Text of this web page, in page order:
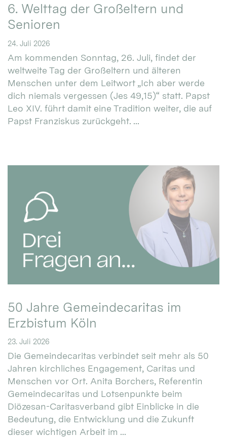
6. Welttag der Großeltern und
Senioren
24. Juli 2026
Am kommenden Sonntag, 26. Juli, findet der
weltweite Tag der Großeltern und älteren
Menschen unter dem Leitwort „Ich aber werde
dich niemals vergessen (Jes 49,15)“ statt. Papst
Leo XIV. führt damit eine Tradition weiter, die auf
Papst Franziskus zurückgeht. ...
50 Jahre Gemeindecaritas im
Erzbistum Köln
23. Juli 2026
Die Gemeindecaritas verbindet seit mehr als 50
Jahren kirchliches Engagement, Caritas und
Menschen vor Ort. Anita Borchers, Referentin
Gemeindecaritas und Lotsenpunkte beim
Diözesan-Caritasverband gibt Einblicke in die
Bedeutung, die Entwicklung und die Zukunft
dieser wichtigen Arbeit im ...